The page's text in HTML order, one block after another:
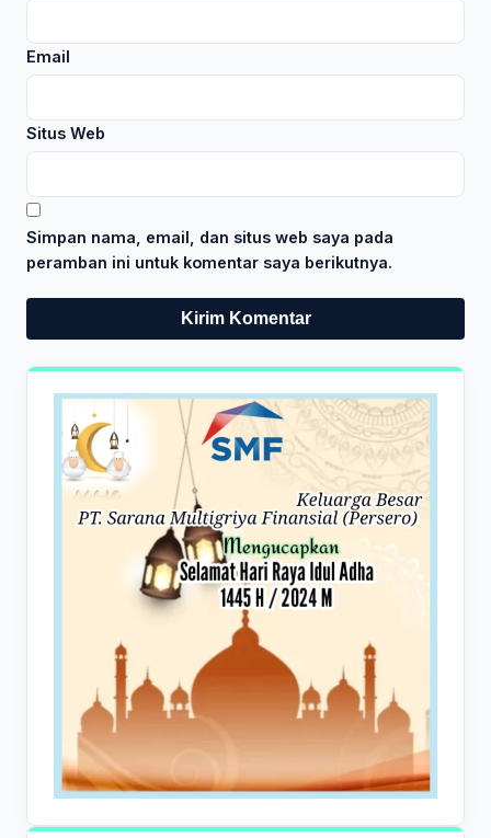
Email
Situs Web
Simpan nama, email, dan situs web saya pada
peramban ini untuk komentar saya berikutnya.